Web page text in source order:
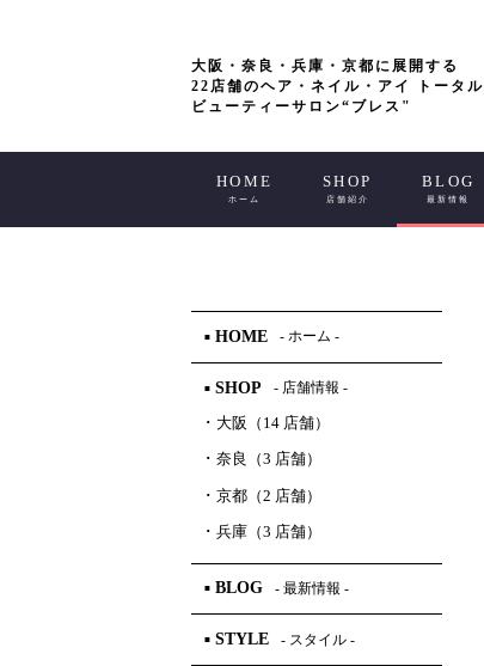
大阪・奈良・兵庫・京都に展開する
22店舗のヘア・ネイル・アイ トータル
ビューティーサロン“ブレス"
HOME
ホーム
SHOP
店舗紹介
BLOG
最新情報
■ HOME - ホーム -
■ SHOP - 店舗情報 -
･ 大阪（14 店舗）
･ 奈良（3 店舗）
･ 京都（2 店舗）
･ 兵庫（3 店舗）
■ BLOG - 最新情報 -
■ STYLE - スタイル -